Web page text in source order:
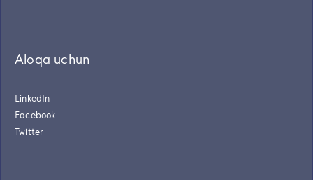
Aloqa uchun
LinkedIn
Facebook
Twitter